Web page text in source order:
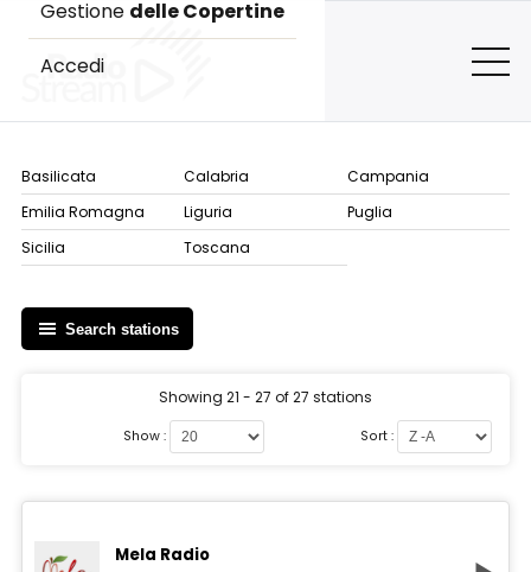
Gestione delle Copertine
Accedi
Basilicata Calabria
Campania
Emilia Romagna
Liguria
Puglia
Sicilia
Toscana
Search stations
Showing 21 - 27 of 27 stations
Show : Sort :
Mela Radio